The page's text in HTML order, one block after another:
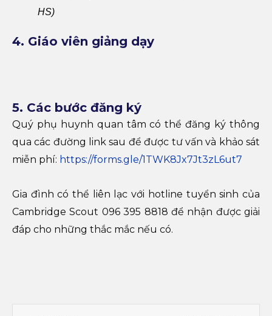
HS)
4. Giáo viên giảng dạy
5. Các bước đăng ký
Quý phụ huynh quan tâm có thể đăng ký thông
qua các đường link sau để được tư vấn và khảo sát
miễn phí: https://forms.gle/1TWK8Jx7Jt3zL6ut7
Gia đình có thể liên lạc với hotline tuyển sinh của
Cambridge Scout 096 395 8818 để nhận được giải
đáp cho những thắc mắc nếu có.